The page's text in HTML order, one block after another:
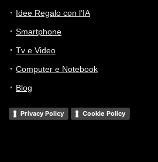
Idee Regalo con l’IA
Smartphone
Tv e Video
Computer e Notebook
Blog
Privacy Policy Cookie Policy